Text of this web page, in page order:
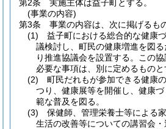
第2条
実施主体は益子町とする。
(事業の内容)
第3条
事業の内容は、次に掲げるも
(1)
益子町における総合的な健康
議検討し、町民の健康増進を図る
り推進協議会を設置する。
この
必要な事項は、別に定めるものと
(2)
町民だれもが参加できる健康
つり、健康展等を開催し、健康
範な普及を図る。
(3)
保健師、管理栄養士等による
生活の改善等についての講習会・